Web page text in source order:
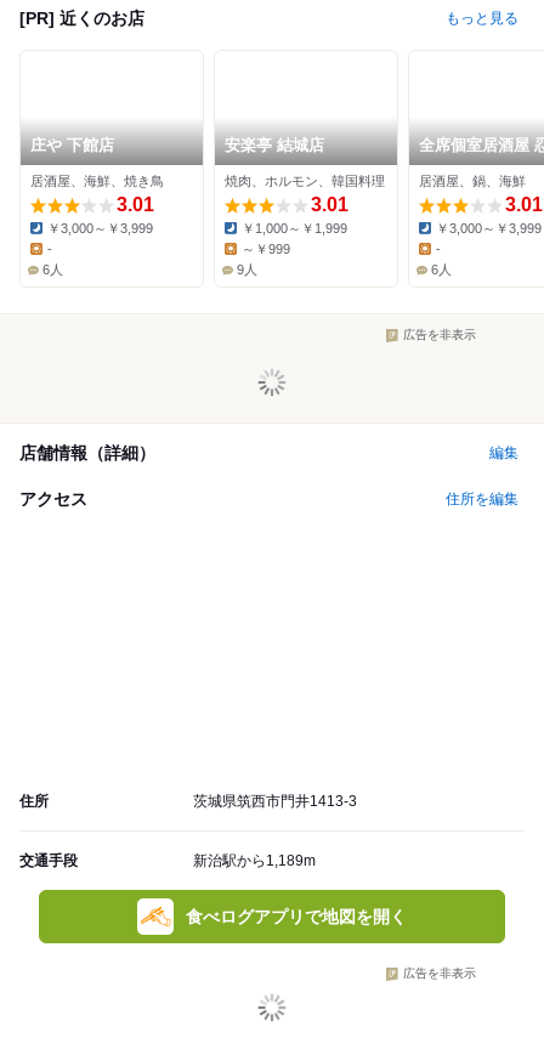
[PR] 近くのお店 もっと見る
庄や 下館店
居酒屋、海鮮、焼き鳥
3.01
Dinner:
￥3,000～￥3,999
Lunch:
-
6人
安楽亭 結城店
焼肉、ホルモン、韓国料理
3.01
Dinner:
￥1,000～￥1,999
Lunch:
～￥999
9人
全席個室居酒屋
下館店
居酒屋、鍋、海鮮
3.01
Dinner:
￥3,000～￥3,999
Lunch:
-
6人
広告を非表示
店舗情報（詳細） 編集
アクセス 住所を編集
住所 茨城県筑西市門井1413-3
交通手段 新治駅から1,189m
食べログアプリで地図を開く
広告を非表示